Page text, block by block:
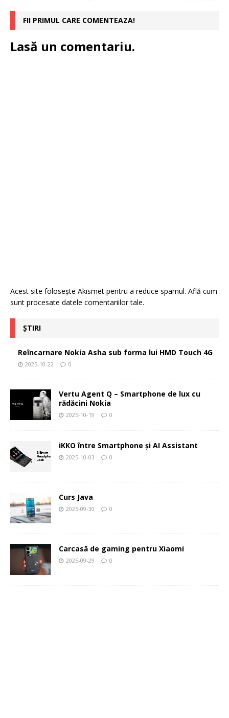
FII PRIMUL CARE COMENTEAZA!
Lasă un comentariu.
Acest site folosește Akismet pentru a reduce spamul. Află cum
sunt procesate datele comentariilor tale.
ȘTIRI
Reîncarnare Nokia Asha sub forma lui HMD Touch 4G
2025-10-22 0
Vertu Agent Q – Smartphone de lux cu
rădăcini Nokia
2025-10-19 0
iKKO între Smartphone și AI Assistant
2025-10-03 0
Curs Java
2025-09-30 0
Carcasă de gaming pentru Xiaomi
2025-09-29 0